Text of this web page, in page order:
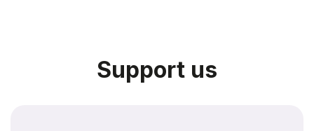
Support us